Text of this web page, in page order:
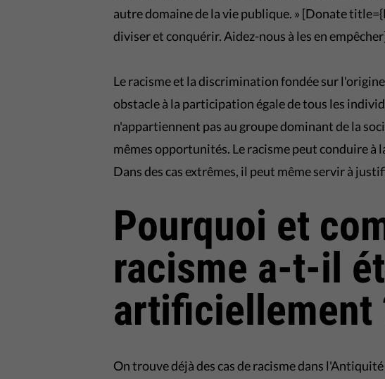
autre domaine de la vie publique. » [Donate
diviser et conquérir. Aidez-nous à les en
Le racisme et la discrimination fondée sur
obstacle à la participation égale de tous les
n'appartiennent pas au groupe dominant de la
mêmes opportunités. Le racisme peut conduire à
Dans des cas extrêmes, il peut même servir à
Pourquoi et
racisme a-t-il
artificiellement
On trouve déjà des cas de racisme dans